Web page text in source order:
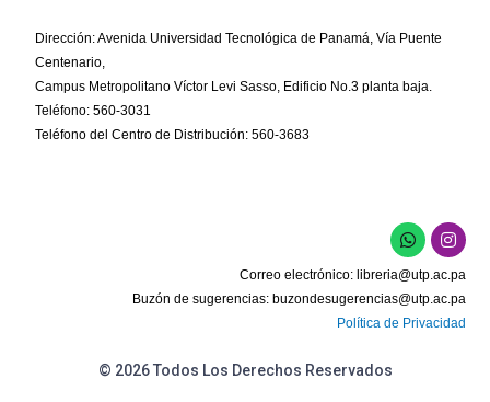
Dirección: Avenida Universidad Tecnológica de Panamá, Vía Puente
Centenario,
Campus Metropolitano Víctor Levi Sasso, Edificio No.3 planta baja.
Teléfono: 560-3031
Teléfono del Centro de Distribución: 560-3683
W
h
a
t
s
a
p
I
n
s
t
a
g
r
Correo electrónico: libreria@utp.ac.pa
Buzón de sugerencias: buzondesugerencias@utp.ac.pa
Política de Privacidad
© 2026 Todos Los Derechos Reservados